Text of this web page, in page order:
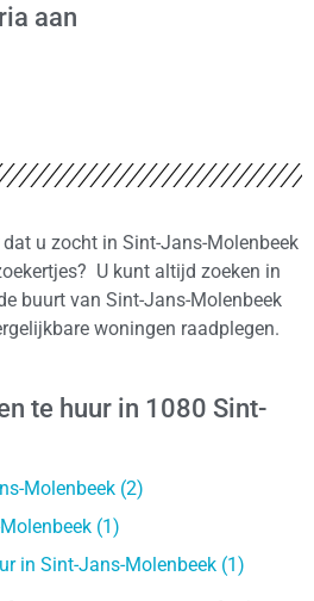
aan
u zocht in Sint-Jans-Molenbeek
U kunt altijd zoeken in
buurt van Sint-Jans-Molenbeek
woningen raadplegen.
te huur in 1080 Sint-
Molenbeek (2)
(1)
in Sint-Jans-Molenbeek (1)